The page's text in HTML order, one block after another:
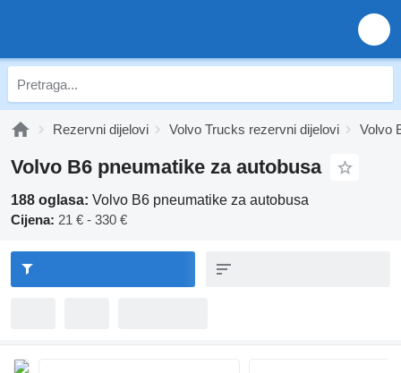
Rezervni dijelovi Volvo Trucks rezervni dijelovi Volvo
Volvo B6 pneumatikе za autobusa
188 oglasa: Volvo B6 pneumatikе za autobusa
Cijena: 21 € - 330 €